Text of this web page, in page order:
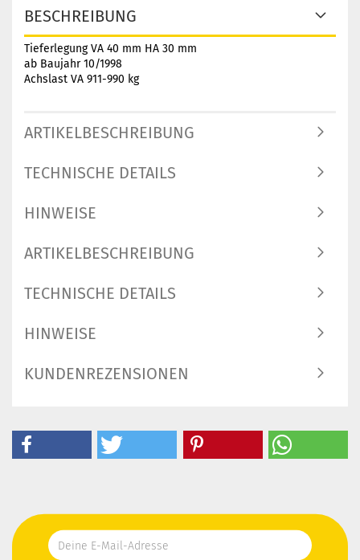
BESCHREIBUNG
Tieferlegung VA 40 mm HA 30 mm
ab Baujahr 10/1998
Achslast VA 911-990 kg
ARTIKELBESCHREIBUNG
TECHNISCHE DETAILS
HINWEISE
ARTIKELBESCHREIBUNG
TECHNISCHE DETAILS
HINWEISE
KUNDENREZENSIONEN